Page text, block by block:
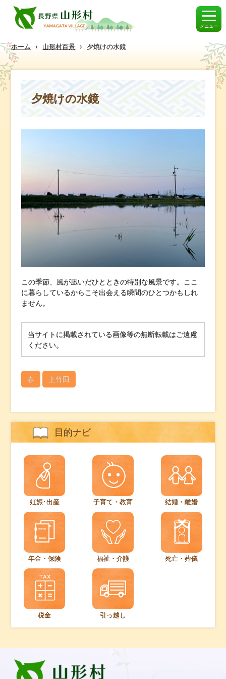
メニュー
ホーム › 山形村百景 › 夕焼けの水鏡
夕焼けの水鏡
この季節、風が凪いだひとときの特別な風景です。ここ
に暮らしているからこそ出会える瞬間のひとつかもしれ
ません。
当サイトに掲載されている画像等の無断転載はご遠慮
ください。
春 上竹田
目的ナビ
妊娠･出産 子育て・教育 結婚・離婚
年金・保険 福祉・介護 死亡・葬儀
税金 引っ越し